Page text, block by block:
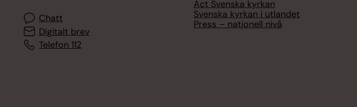
Chatt
Digitalt brev
Telefon 112
Act Svenska kyrkan
Svenska kyrkan i utlandet
Press – nationell nivå